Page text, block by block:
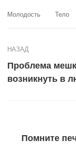
Молодость Тело
НАЗАД
Проблема
возникнуть в
Помните